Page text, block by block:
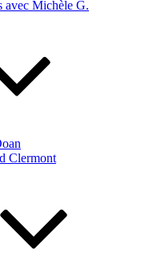
avec Michèle G.
Clermont